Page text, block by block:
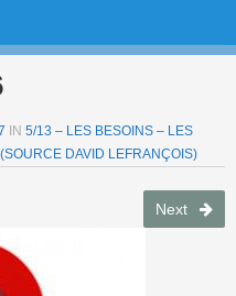
IN 5/13 – LES BESOINS – LES
DAVID LEFRANÇOIS)
Next